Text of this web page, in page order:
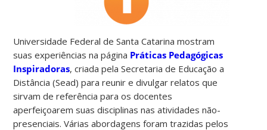
Universidade Federal de Santa Catarina mostram
suas experiências na página Práticas Pedagógicas
Inspiradoras, criada pela Secretaria de Educação a
Distância (Sead) para reunir e divulgar relatos que
sirvam de referência para os docentes
aperfeiçoarem suas disciplinas nas atividades não-
presenciais. Várias abordagens foram trazidas pelos